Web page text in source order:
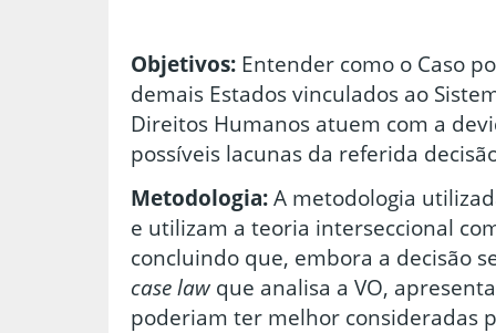
Objetivos: Entender como o Caso
demais Estados vinculados ao
Direitos Humanos atuem com a
possíveis lacunas da referida
Metodologia:A metodologia
e utilizam a teoria interseccional
concluindo que, embora a decisão
case law que analisa a VO,
poderiam ter melhor consideradas